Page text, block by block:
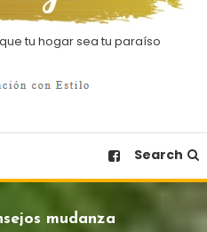
tu hogar sea tu paraíso
Search
mudanza